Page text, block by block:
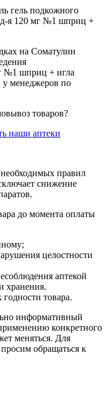
гель подкожного
д-я 120 мг №1 шприц +
на Соматулин
№1 шприц + игла
у менеджеров по
товаров?
наши аптеки
правил
снижение
до момента оплаты
целостности
аптекой
хранения.
товара.
информативный
конкретного
меняться. Для
обращаться к